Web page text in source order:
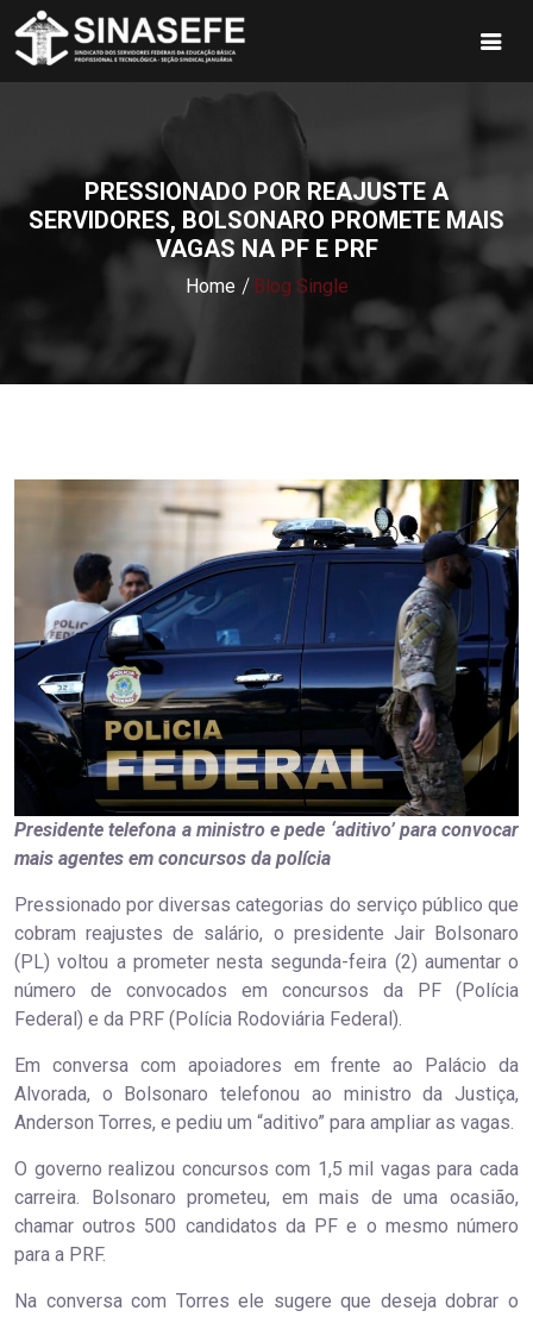
PRESSIONADO POR REAJUSTE A
SERVIDORES, BOLSONARO PROMETE MAIS
VAGAS NA PF E PRF
Home Blog Single
Presidente telefona a ministro e pede ‘aditivo’ para convocar
mais agentes em concursos da polícia
Pressionado por diversas categorias do serviço público que
cobram reajustes de salário, o presidente Jair Bolsonaro
(PL) voltou a prometer nesta segunda-feira (2) aumentar o
número de convocados em concursos da PF (Polícia
Federal) e da PRF (Polícia Rodoviária Federal).
Em conversa com apoiadores em frente ao Palácio da
Alvorada, o Bolsonaro telefonou ao ministro da Justiça,
Anderson Torres, e pediu um “aditivo” para ampliar as vagas.
O governo realizou concursos com 1,5 mil vagas para cada
carreira. Bolsonaro prometeu, em mais de uma ocasião,
chamar outros 500 candidatos da PF e o mesmo número
para a PRF.
Na conversa com Torres ele sugere que deseja dobrar o